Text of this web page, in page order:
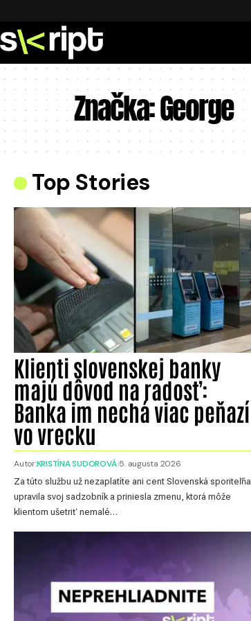
Značka:George
Top Stories
Klienti slovenskej banky
majú dôvod na radosť:
Banka im nechá viac peňazí
vo vrecku
Autor:KRISTÍNA SUDOROVÁ 5. augusta 2026
Za túto službu už nezaplatíte ani cent Slovenská sporiteľňa
upravila svoj sadzobník a priniesla zmenu, ktorá môže
klientom ušetriť nemalé…